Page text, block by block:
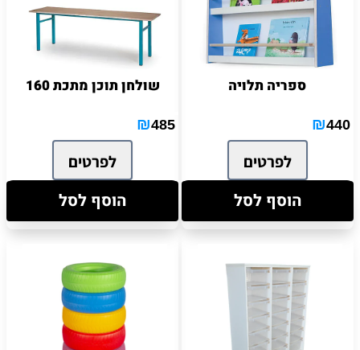
ספריה תלויה
₪440
לפרטים
הוסף לסל
שולחן תוכן מתכת 160
₪485
לפרטים
הוסף לסל